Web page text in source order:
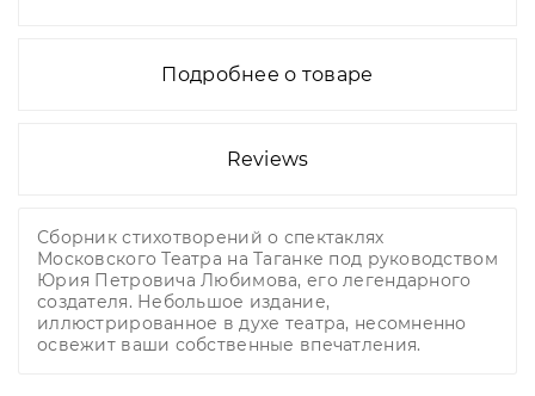
Подробнее о товаре
Reviews
Сборник стихотворений о спектаклях
Московского Театра на Таганке под руководством
Юрия Петровича Любимова, его легендарного
создателя. Небольшое издание,
иллюстрированное в духе театра, несомненно
освежит ваши собственные впечатления.